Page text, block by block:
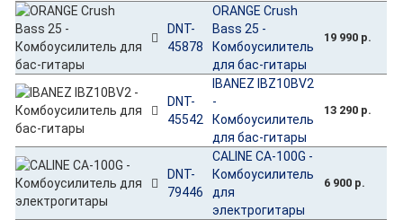
DNT-
45878
ORANGE Crush
Bass 25 -
Комбоусилитель
для бас-гитары
19 990 р.
DNT-
45542
IBANEZ IBZ10BV2
-
Комбоусилитель
для бас-гитары
13 290 р.
DNT-
79446
CALINE CA-100G -
Комбоусилитель
для
электрогитары
6 900 р.